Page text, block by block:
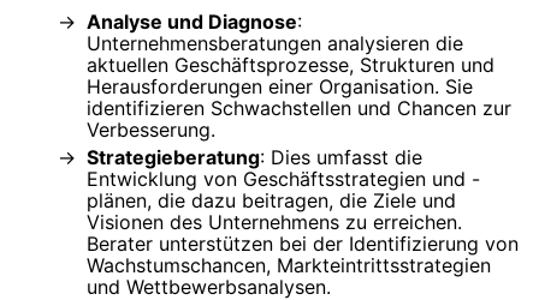
Analyse und Diagnose:
Unternehmensberatungen analysieren die
aktuellen Geschäftsprozesse, Strukturen und
Herausforderungen einer Organisation. Sie
identifizieren Schwachstellen und Chancen zur
Verbesserung.
Strategieberatung: Dies umfasst die
Entwicklung von Geschäftsstrategien und -
plänen, die dazu beitragen, die Ziele und
Visionen des Unternehmens zu erreichen.
Berater unterstützen bei der Identifizierung von
Wachstumschancen, Markteintrittsstrategien
und Wettbewerbsanalysen.